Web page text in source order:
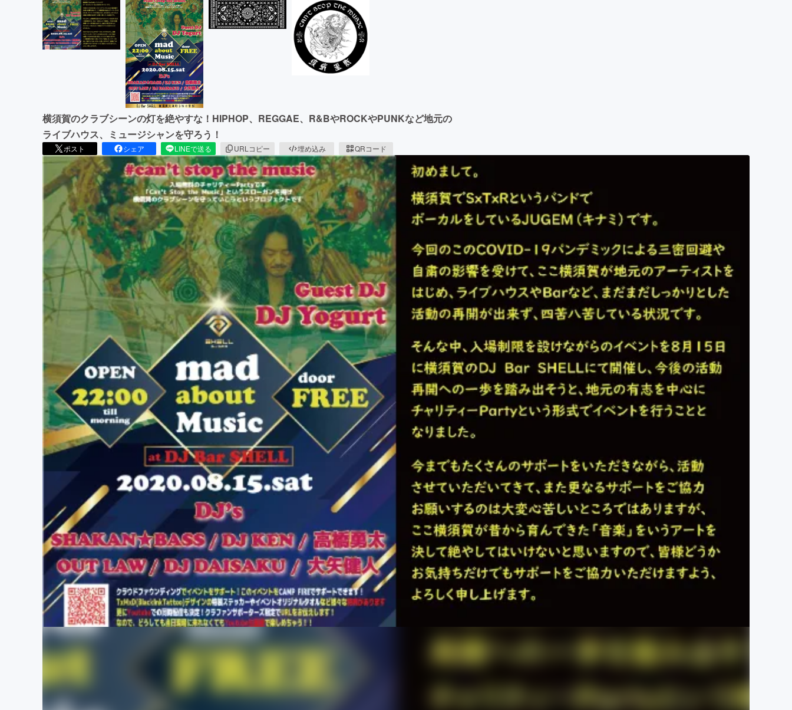
横須賀のクラブシーンの灯を絶やすな！HIPHOP、REGGAE、R&BやROCKやPUNKなど地元の
ライブハウス、ミュージシャンを守ろう！
ポスト シェア LINEで送る URLコピー 埋め込み QRコード